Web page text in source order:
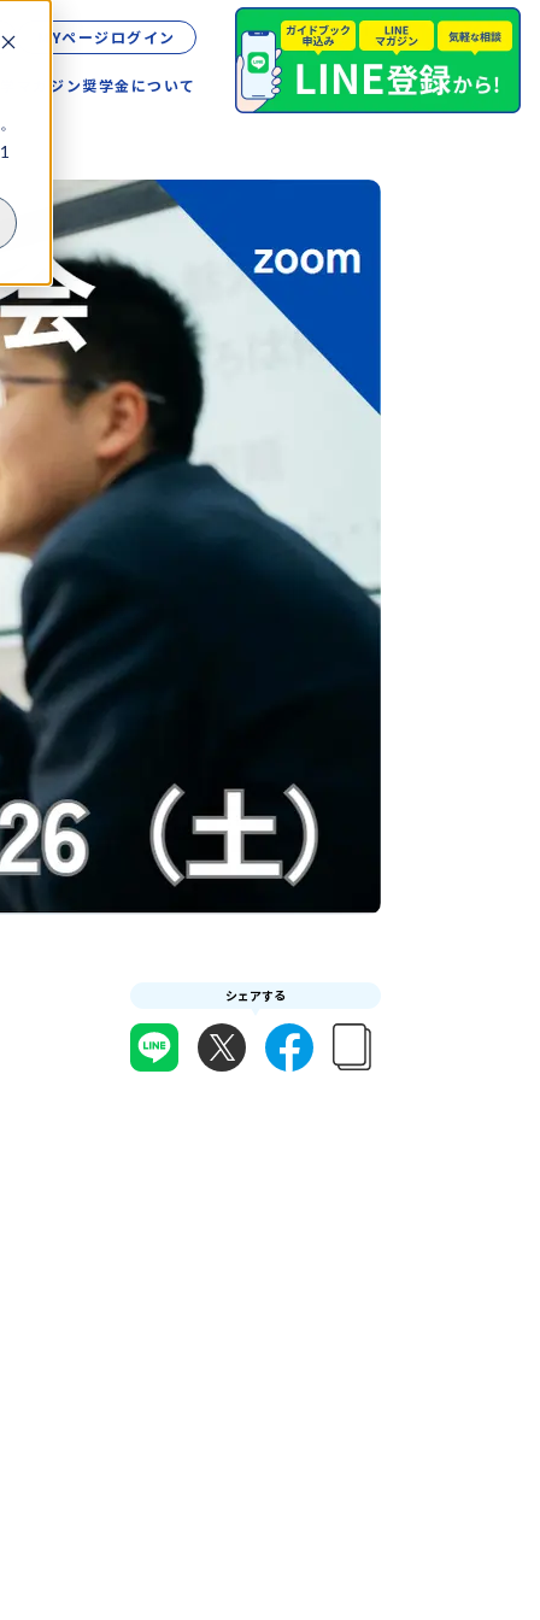
MYページログイン
マガジン奨学金について
シェアする